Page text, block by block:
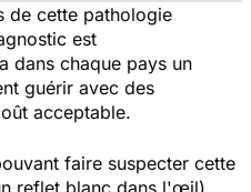
de cette pathologie
est
dans chaque pays un
guérir avec des
acceptable.
faire suspecter cette
reflet blanc dans l'œil),